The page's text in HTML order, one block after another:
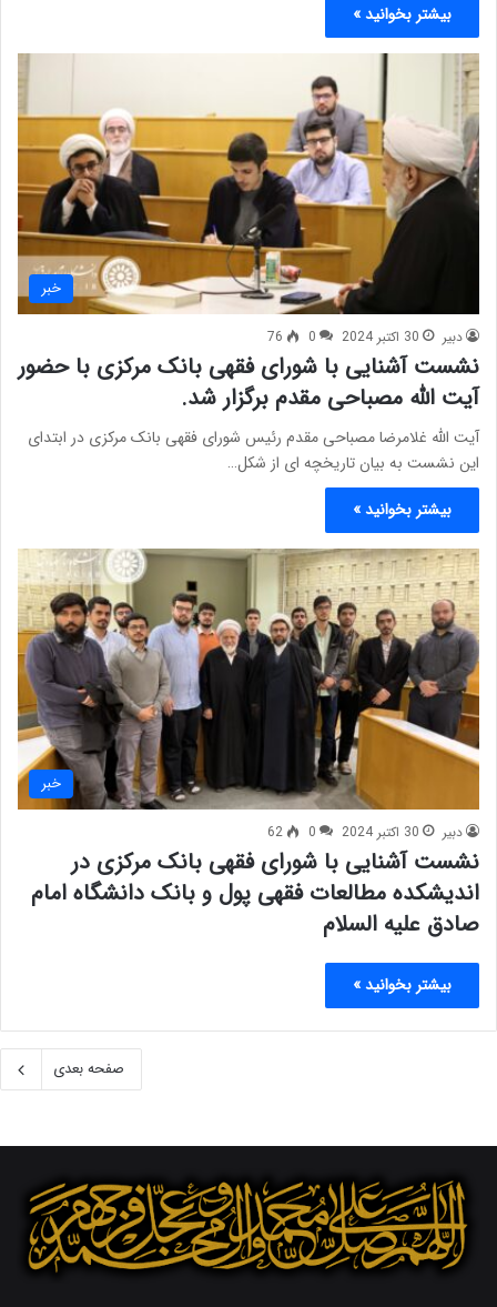
بیشتر بخوانید »
خبر
دبیر 30 اکتبر 2024 0
76
نشست آشنایی با شورای فقهی بانک مرکزی با حضور
آیت الله مصباحی مقدم برگزار شد.
آیت الله غلامرضا مصباحی مقدم رئیس شورای فقهی بانک مرکزی در ابتدای
این نشست به بیان تاریخچه ای از شکل…
بیشتر بخوانید »
خبر
دبیر 30 اکتبر 2024 0
62
نشست آشنایی با شورای فقهی بانک مرکزی در
اندیشکده مطالعات فقهی پول و بانک دانشگاه امام
صادق علیه السلام
بیشتر بخوانید »
صفحه بعدی